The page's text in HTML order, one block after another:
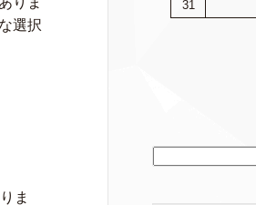
選択
ま
31